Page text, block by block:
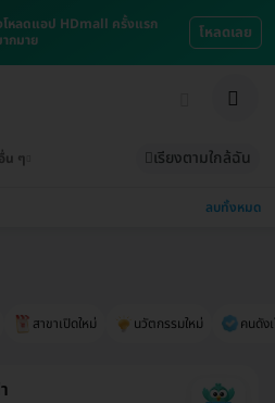
หลดแอป HDmall ครั้งแรก
กมาย
โหลดเลย
น ๆ เรียงตามใกล้ฉัน
ลบทั้งหมด
สาขาเปิดใหม่ นวัตกรรมใหม่ คนดัง